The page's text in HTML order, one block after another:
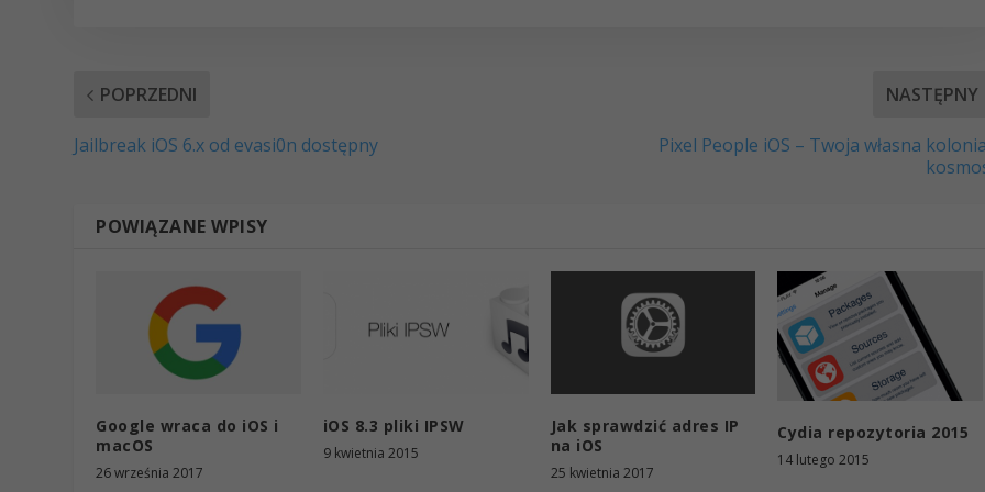
POPRZEDNI
Jailbreak iOS 6.x od evasi0n dostępny
NASTĘPNY
Pixel People iOS – Twoja własna
POWIĄZANE WPISY
Google wraca do iOS i
macOS
26 września 2017
iOS 8.3 pliki IPSW
9 kwietnia 2015
Jak sprawdzić adres IP
na iOS
25 kwietnia 2017
Cydia repozytoria 2015
14 lutego 2015